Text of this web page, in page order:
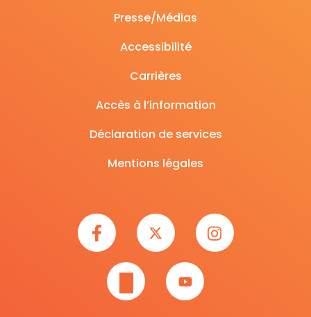
Presse/Médias
Accessibilité
Carrières
Accès à l’information
Déclaration de services
Mentions légales